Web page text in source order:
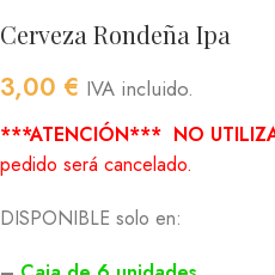
Cerveza Rondeña Ipa
3,00 € IVA incluido.
***ATENCIÓN*** NO
pedido será cancelado.
DISPONIBLE solo en: